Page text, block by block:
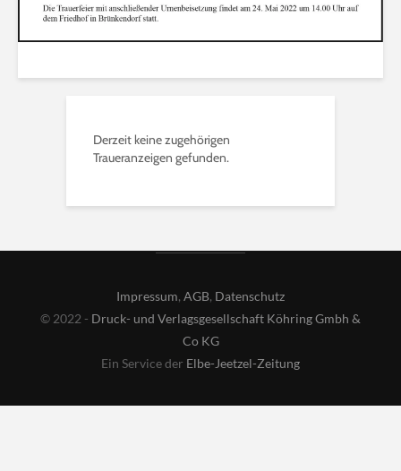
Derzeit keine zugehörigen
Traueranzeigen gefunden.
Impressum, AGB, Datenschutz
© 2022 - Druck- und Verlagsgesellschaft Köhring Gmbh &
Co KG
Ein Service der Elbe-Jeetzel-Zeitung